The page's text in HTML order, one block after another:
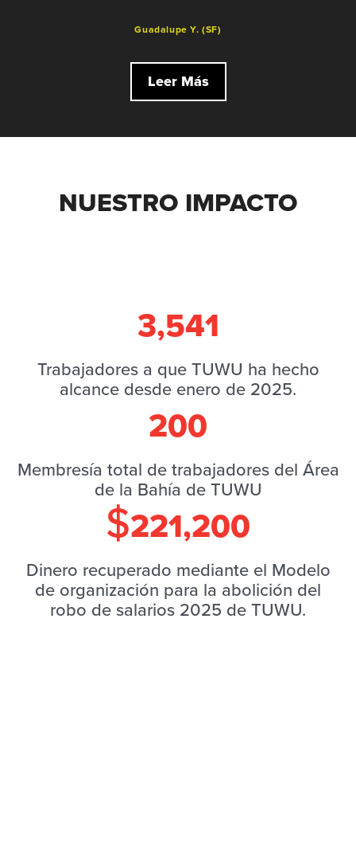
Guadalupe Y. (SF)
Leer Más
NUESTRO IMPACTO
3,541
Trabajadores a que TUWU ha hecho
alcance desde enero de 2025.
200
Membresía total de trabajadores del Área
de la Bahía de TUWU
$221,200
Dinero recuperado mediante el Modelo
de organización para la abolición del
robo de salarios 2025 de TUWU.